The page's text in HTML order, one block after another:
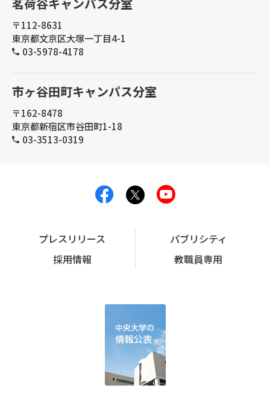
〒112-8631
東京都文京区大塚一丁目4-1
03-5978-4178
市ヶ谷田町キャンパス分室
〒162-8478
東京都新宿区市谷田町1-18
03-3513-0319
プレスリリース
パブリシティ
採用情報
教職員専用